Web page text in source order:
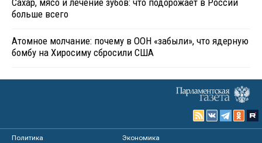
больше всего
Атомное молчание: почему в ООН «забыли», что ядерную
бомбу на Хиросиму сбросили США
Политика
Экономика